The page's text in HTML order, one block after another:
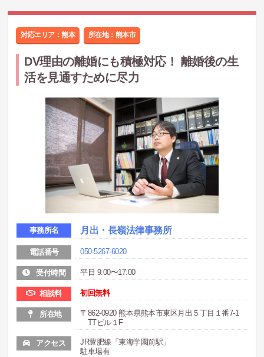
対応エリア：熊本 所在地： 熊本市
DV理由の離婚にも積極対応！ 離婚後の生
活を見通すために尽力
事務所名 月出・長嶺法律事務所
電話番号 050-5267-6020
受付時間 平日 9:00〜17:00
相談料 初回無料
所在地
〒862-0920 熊本県熊本市東区月出５丁目１番7-1
TTビル１F
アクセス
JR豊肥線「東海学園前駅」
駐車場有